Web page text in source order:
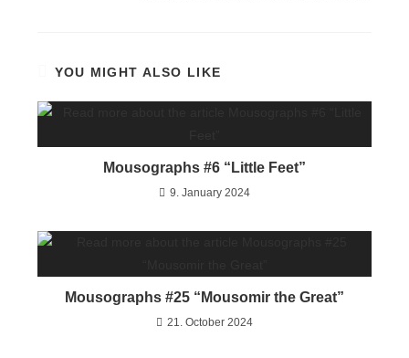
YOU MIGHT ALSO LIKE
Mousographs #6 “Little Feet”
9. January 2024
Mousographs #25 “Mousomir the Great”
21. October 2024